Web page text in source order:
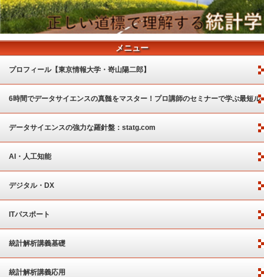
メニュー
プロフィール【東京情報大学・嵜山陽二郎】
6時間でデータサイエンスの真髄をマスター！プロ講師のセミナーで学ぶ最短ル
ート
データサイエンスの強力な羅針盤：statg.com
AI・人工知能
デジタル・DX
ITパスポート
統計解析講義基礎
統計解析講義応用